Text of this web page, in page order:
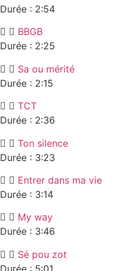
Durée : 2:54
BBGB
Durée : 2:25
Sa ou mérité
Durée : 2:15
TCT
Durée : 2:36
Ton silence
Durée : 3:23
Entrer dans ma vie
Durée : 3:14
My way
Durée : 3:46
Sé pou zot
Durée : 5:01